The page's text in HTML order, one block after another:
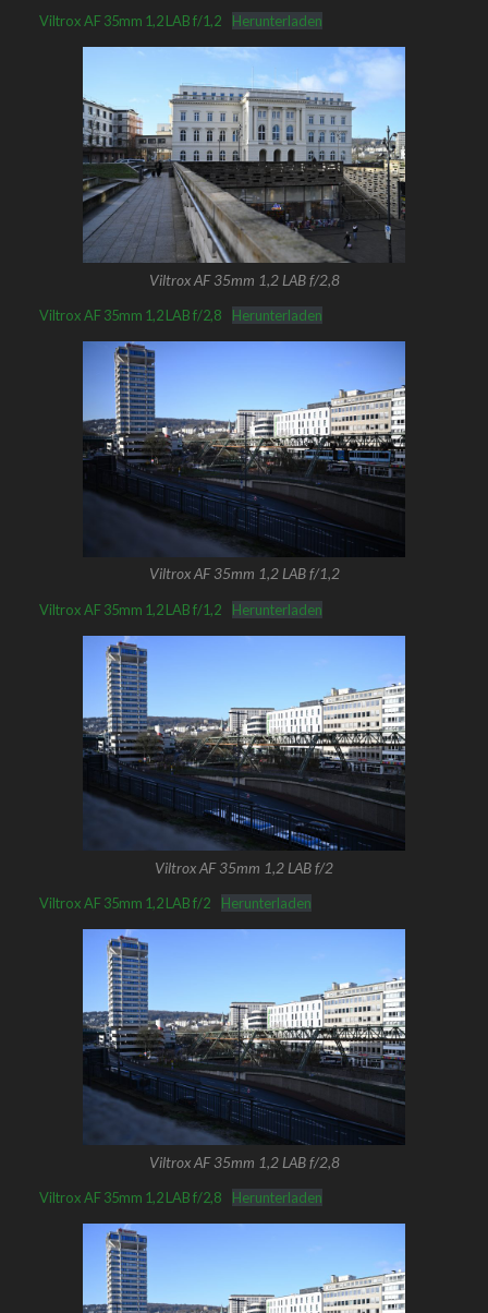
Viltrox AF 35mm 1,2 LAB f/1,2 Herunterladen
Viltrox AF 35mm 1,2 LAB f/2,8
Viltrox AF 35mm 1,2 LAB f/2,8 Herunterladen
Viltrox AF 35mm 1,2 LAB f/1,2
Viltrox AF 35mm 1,2 LAB f/1,2 Herunterladen
Viltrox AF 35mm 1,2 LAB f/2
Viltrox AF 35mm 1,2 LAB f/2 Herunterladen
Viltrox AF 35mm 1,2 LAB f/2,8
Viltrox AF 35mm 1,2 LAB f/2,8 Herunterladen